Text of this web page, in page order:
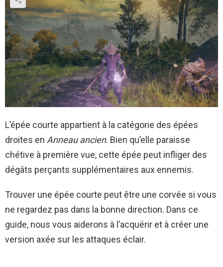
L’épée courte appartient à la catégorie des épées
droites en Anneau ancien. Bien qu’elle paraisse
chétive à première vue, cette épée peut infliger des
dégâts perçants supplémentaires aux ennemis.
Trouver une épée courte peut être une corvée si vous
ne regardez pas dans la bonne direction. Dans ce
guide, nous vous aiderons à l’acquérir et à créer une
version axée sur les attaques éclair.